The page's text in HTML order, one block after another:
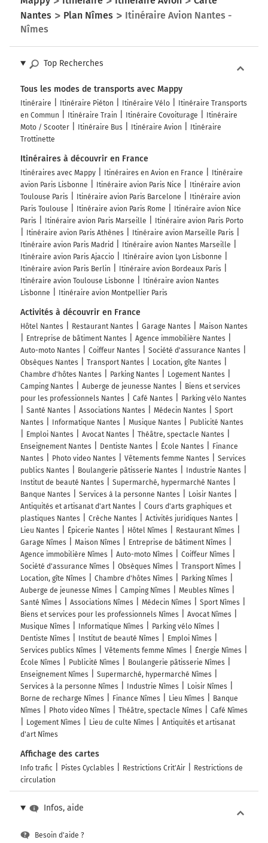
Nantes
Plan Nîmes
Itinéraire Avion Nantes -
Nîmes
Top Recherches
Tous les modes de transports avec Mappy
Itinéraire Itinéraire Piéton Itinéraire Vélo
Itinéraire Transports
en Commun
Itinéraire Train Itinéraire Covoiturage
Itinéraire
Moto / Scooter
Itinéraire Bus Itinéraire Avion
Itinéraire
Trottinette
Itinéraires à découvrir en France
Itinéraires avec Mappy Itinéraires en Avion en France
Itinéraire
avion Paris Lisbonne
Itinéraire avion Paris Nice
Itinéraire avion
Toulouse Paris
Itinéraire avion Paris Barcelone
Itinéraire avion
Paris Toulouse
Itinéraire avion Paris Rome
Itinéraire avion Nice
Paris
Itinéraire avion Paris Marseille
Itinéraire avion Paris Porto
Itinéraire avion Paris Athènes
Itinéraire avion Marseille Paris
Itinéraire avion Paris Madrid
Itinéraire avion Nantes Marseille
Itinéraire avion Paris Ajaccio
Itinéraire avion Lyon Lisbonne
Itinéraire avion Paris Berlin
Itinéraire avion Bordeaux Paris
Itinéraire avion Toulouse Lisbonne
Itinéraire avion Nantes
Lisbonne
Itinéraire avion Montpellier Paris
Activités à découvrir en France
Hôtel Nantes Restaurant Nantes Garage Nantes
Maison Nantes
Entreprise de bâtiment Nantes
Agence immobilière Nantes
Auto-moto Nantes
Coiffeur Nantes
Société d'assurance Nantes
Obsèques Nantes
Transport Nantes
Location, gîte Nantes
Chambre d'hôtes Nantes
Parking Nantes
Logement Nantes
Camping Nantes
Auberge de jeunesse Nantes
Biens et services
pour les professionnels Nantes
Café Nantes
Parking vélo Nantes
Santé Nantes
Associations Nantes Médecin Nantes
Sport
Nantes
Informatique Nantes Musique Nantes
Publicité Nantes
Emploi Nantes
Avocat Nantes
Théâtre, spectacle Nantes
Enseignement Nantes
Dentiste Nantes École Nantes
Finance
Nantes
Photo video Nantes Vêtements femme Nantes
Services
publics Nantes
Boulangerie pâtisserie Nantes
Industrie Nantes
Institut de beauté Nantes
Supermarché, hypermarché Nantes
Banque Nantes
Services à la personne Nantes
Loisir Nantes
Antiquités et artisanat d'art Nantes
Cours d'arts graphiques et
plastiques Nantes
Crèche Nantes
Activités juridiques Nantes
Lieu Nantes
Épicerie Nantes Hôtel Nîmes
Restaurant Nîmes
Garage Nîmes
Maison Nîmes
Entreprise de bâtiment Nîmes
Agence immobilière Nîmes
Auto-moto Nîmes
Coiffeur Nîmes
Société d'assurance Nîmes
Obsèques Nîmes
Transport Nîmes
Location, gîte Nîmes
Chambre d'hôtes Nîmes
Parking Nîmes
Auberge de jeunesse Nîmes
Camping Nîmes
Meubles Nîmes
Santé Nîmes
Associations Nîmes Médecin Nîmes
Sport Nîmes
Biens et services pour les professionnels Nîmes
Avocat Nîmes
Musique Nîmes
Informatique Nîmes
Parking vélo Nîmes
Dentiste Nîmes
Institut de beauté Nîmes
Emploi Nîmes
Services publics Nîmes
Vêtements femme Nîmes
Énergie Nîmes
École Nîmes
Publicité Nîmes
Boulangerie pâtisserie Nîmes
Enseignement Nîmes
Supermarché, hypermarché Nîmes
Services à la personne Nîmes
Industrie Nîmes
Loisir Nîmes
Borne de recharge Nîmes
Finance Nîmes Lieu Nîmes
Banque
Nîmes
Photo video Nîmes Théâtre, spectacle Nîmes
Café Nîmes
Logement Nîmes
Lieu de culte Nîmes
Antiquités et artisanat
d'art Nîmes
Affichage des cartes
Info trafic Pistes Cyclables Restrictions Crit'Air
Restrictions de
circulation
Infos, aide
Besoin d'aide ?